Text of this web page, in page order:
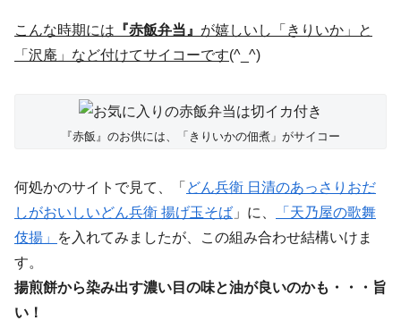
こんな時期には 『赤飯弁当』 が嬉しいし「きりいか」と
「沢庵」など付けてサイコーです(^_^)
『赤飯』のお供には、「きりいかの佃煮」がサイコー
何処かのサイトで見て、「 どん兵衛 日清のあっさりおだ
しがおいしいどん兵衛 揚げ玉そば 」に、
「天乃屋の歌舞
伎揚」
を入れてみましたが、この組み合わせ結構いけま
す。
揚煎餅から染み出す濃い目の味と油が良いのかも・・・旨
い！